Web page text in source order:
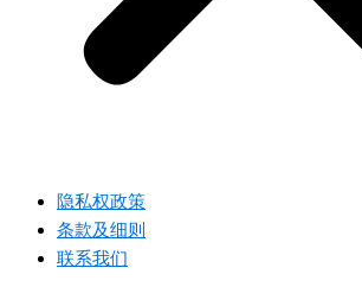
隐私权政策
条款及细则
联系我们